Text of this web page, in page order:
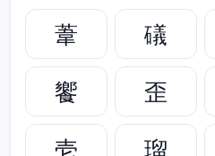
葦 礒
饗
歪
壱
瑠